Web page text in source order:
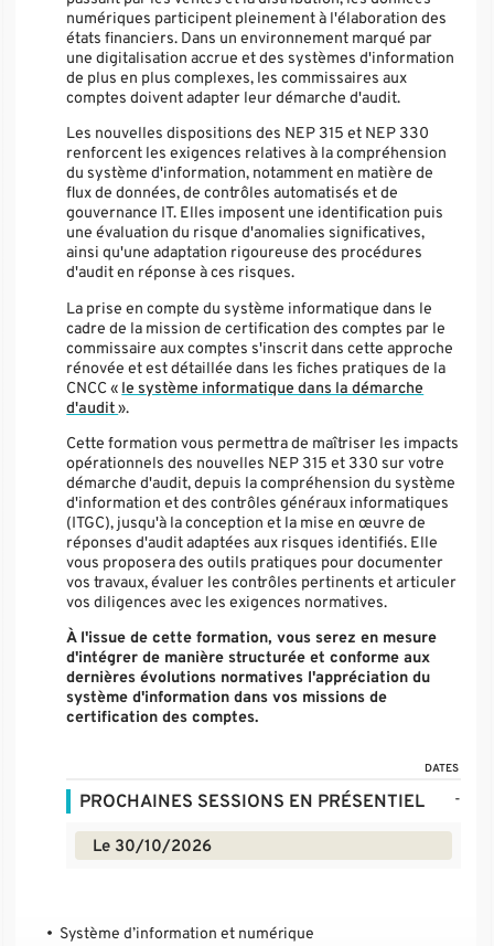
numériques participent pleinement à l'élaboration des
états financiers. Dans un environnement marqué par
une digitalisation accrue et des systèmes d'information
de plus en plus complexes, les commissaires aux
comptes doivent adapter leur démarche d'audit.
Les nouvelles dispositions des NEP 315 et NEP 330
renforcent les exigences relatives à la compréhension
du système d'information, notamment en matière de
flux de données, de contrôles automatisés et de
gouvernance IT. Elles imposent une identification puis
une évaluation du risque d'anomalies significatives,
ainsi qu'une adaptation rigoureuse des procédures
d'audit en réponse à ces risques.
La prise en compte du système informatique dans le
cadre de la mission de certification des comptes par le
commissaire aux comptes s'inscrit dans cette approche
rénovée et est détaillée dans les fiches pratiques de la
CNCC « le système informatique dans la démarche
d'audit».
Cette formation vous permettra de maîtriser les impacts
opérationnels des nouvelles NEP 315 et 330 sur votre
démarche d'audit, depuis la compréhension du système
d'information et des contrôles généraux informatiques
(ITGC), jusqu'à la conception et la mise en œuvre de
réponses d'audit adaptées aux risques identifiés. Elle
vous proposera des outils pratiques pour documenter
vos travaux, évaluer les contrôles pertinents et articuler
vos diligences avec les exigences normatives.
À l'issue de cette formation, vous serez en mesure
d'intégrer de manière structurée et conforme aux
dernières évolutions normatives l'appréciation du
système d'information dans vos missions de
certification des comptes.
DATES
PROCHAINES SESSIONS EN PRÉSENTIEL -
Le 30/10/2026
Système d’information et numérique